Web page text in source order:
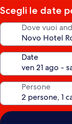
stelle
Scegli le date
Dove vuoi
Date
Persone